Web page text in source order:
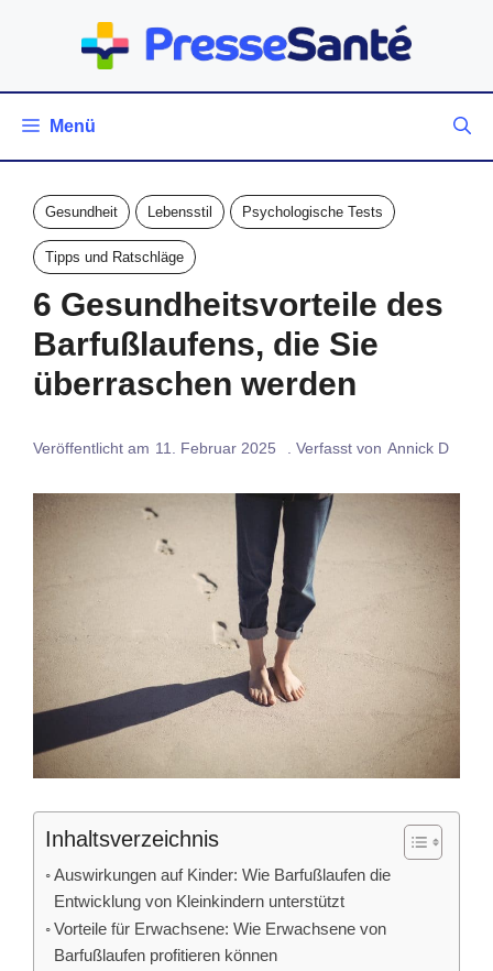
Menü
Gesundheit Lebensstil Psychologische Tests
Tipps und Ratschläge
6 Gesundheitsvorteile des
Barfußlaufens, die Sie
überraschen werden
Veröffentlicht am 11. Februar 2025 . Verfasst von Annick D
Inhaltsverzeichnis
Auswirkungen auf Kinder: Wie Barfußlaufen die
Entwicklung von Kleinkindern unterstützt
Vorteile für Erwachsene: Wie Erwachsene von
Barfußlaufen profitieren können